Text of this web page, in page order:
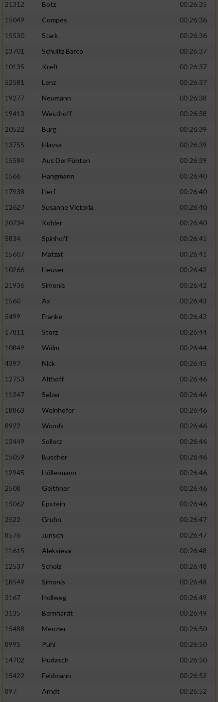
21312 Botz
00:26:35
15049
Compes
00:26:36
15530
Stark
00:26:36
13701
Schultz Barco
00:26:37
10135
Kreft
00:26:37
52581
Lenz
00:26:37
19277
Neumann
00:26:38
19413
Westhoff
00:26:38
20522
Burg
00:26:39
13755
Hlavsa
00:26:39
15584
Aus Der Fünten
00:26:39
1566
Hangmann
00:26:40
17938
Herf
00:26:40
12627
Susanne Victoria
00:26:40
20734
Kohler
00:26:40
5834
Spinhoff
00:26:41
15607
Matzat
00:26:41
10266
Heuser
00:26:42
21936
Simonis
00:26:42
1560
Ax
00:26:43
5499
Franke
00:26:43
17811
Storz
00:26:44
10849
Wölm
00:26:44
4397
Nick
00:26:45
12753
Althoff
00:26:46
11247
Selzer
00:26:46
18863
Weinhofer
00:26:46
8922
Woods
00:26:46
13449
Sollorz
00:26:46
15059
Buscher
00:26:46
12945
Höllermann
00:26:46
2508
Geithner
00:26:46
15062
Epstein
00:26:46
2522
Gruhn
00:26:47
8576
Jurisch
00:26:47
11615
Aleksieva
00:26:48
12537
Scholz
00:26:48
18549
Simonis
00:26:48
3167
Hollweg
00:26:49
3135
Bernhardt
00:26:49
15488
Menzler
00:26:50
8995
Puhl
00:26:50
14702
Hudasch
00:26:50
15422
Feldmann
00:26:52
897
Arndt
00:26:52